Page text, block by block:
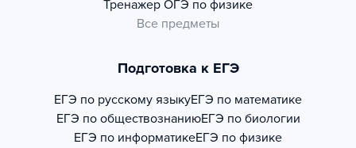
Тренажер ОГЭ по физике
Все предметы
Подготовка к ЕГЭ
ЕГЭ по русскому языкуЕГЭ по математике
ЕГЭ по обществознаниюЕГЭ по биологии
ЕГЭ по информатикеЕГЭ по физике